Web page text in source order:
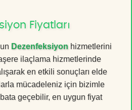
Fiyatları
Dezenfeksiyon hizmetlerini
ilaçlama hizmetlerinde
en etkili sonuçları elde
mücadeleniz için bizimle
geçebilir, en uygun fiyat